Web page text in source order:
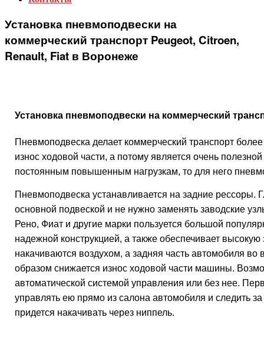
Установка пневмоподвески на
коммерческий транспорт Peugeot, Citroen,
Renault, Fiat в Воронеже
Установка пневмоподвески на коммерческий
Пневмоподвеска делает коммерческий транспорт
износ ходовой части, а потому является очень
постоянным повышенным нагрузкам, то для него
Пневмоподвеска устанавливается на задние
основной подвеской и не нужно заменять заводские
Рено, Фиат и другие марки пользуется большой
надежной конструкцией, а также обеспечивает
накачиваются воздухом, а задняя часть автомобиля
образом снижается износ ходовой части машины.
автоматической системой управления или без нее.
управлять ею прямо из салона автомобиля и следить
придется накачивать через ниппель.